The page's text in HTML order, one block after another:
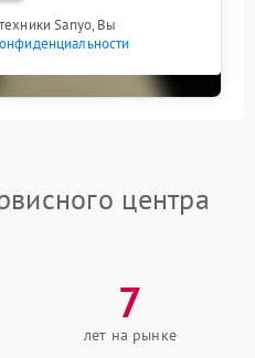
Sanyo, Вы
центра
7
лет на рынке